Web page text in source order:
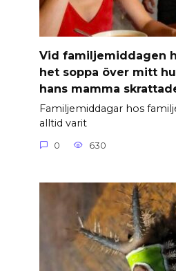
Vid familjemiddagen
het soppa över mitt
hans mamma
Familjemiddagar hos
alltid varit
0 630